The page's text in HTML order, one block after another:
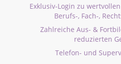
Exklusiv-Login zu
Berufs-, Fach-,
Zahlreiche Aus- &
reduzierten
Telefon- und